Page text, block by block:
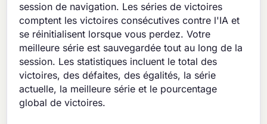
session de navigation. Les séries de victoires
comptent les victoires consécutives contre l'IA et
se réinitialisent lorsque vous perdez. Votre
meilleure série est sauvegardée tout au long de la
session. Les statistiques incluent le total des
victoires, des défaites, des égalités, la série
actuelle, la meilleure série et le pourcentage
global de victoires.